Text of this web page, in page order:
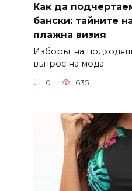
Как да
бански: тайните
плажна визия
Изборът на
въпрос на мода
0 635